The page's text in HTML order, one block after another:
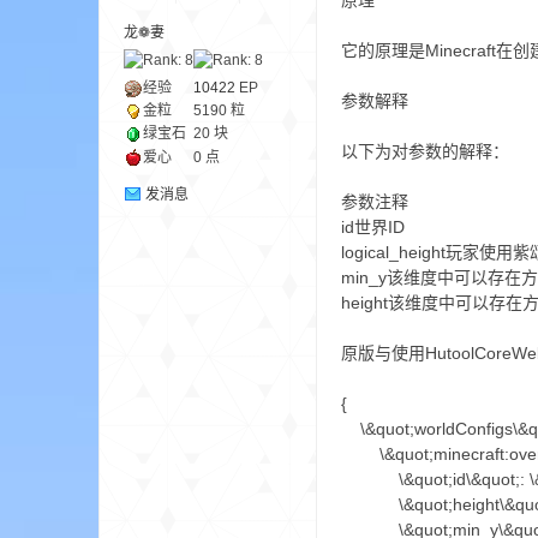
龙❁妻
经验 10422 EP
金粒
5190 粒
绿宝石 20 块
爱心
0 点
发消息
它的原理是Minecraft在创
参数解释
以下为对参数的解释：
参数注释
id世界ID
logical_height玩家使用紫
min_y该维度中可以存在
height该维度中可以存在
原版与使用
{
\&quot;id\&quot;: